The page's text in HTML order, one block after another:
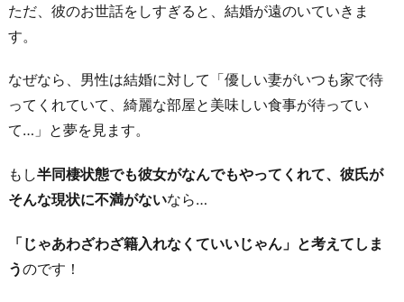
1
時
間
を
充
実
せ
る
ただ、彼のお世話をしすぎると、結婚が遠のいていきま
す。
なぜなら、男性は結婚に対して「優しい妻がいつも家で待
ってくれていて、綺麗な部屋と美味しい食事が待ってい
て…」と夢を見ます。
もし半同棲状態でも彼女がなんでもやってくれて、彼氏が
そんな現状に不満がないなら…
「じゃあわざわざ籍入れなくていいじゃん」と考えてしま
うのです！